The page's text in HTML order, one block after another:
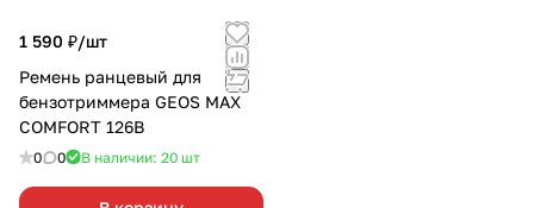
1 590 ₽/шт
Ремень ранцевый для
бензотриммера GEOS MAX
COMFORT 126В
0 0 В наличии: 20 шт